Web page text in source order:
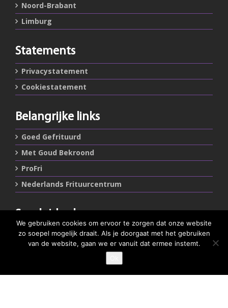
GEEF JE SMULSCORE
Noord-Brabant
Limburg
Statements
Privacystatement
Cookiestatement
Belangrijke links
Goed Gefrituurd
Met Goud Bekroond
ProFri
Nederlands Frituurcentrum
Smulgids.nl
Nederlands Frituurcentrum
Blaarthemseweg 72
T :040-7200900 (optie 2)
We gebruiken cookies om ervoor te zorgen dat onze website
zo soepel mogelijk draait. Als je doorgaat met het gebruiken
van de website, gaan we er vanuit dat ermee instemt.